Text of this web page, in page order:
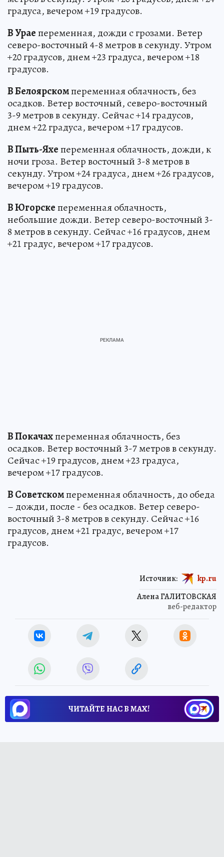
градуса, вечером +19 градусов.
В Ураепеременная, дожди с грозами. Ветер
северо-восточный 4-8 метров в секунду. Утром
+20 градусов, днем +23 градуса, вечером +18
градусов.
В Белоярскомпеременная облачность, без
осадков. Ветер восточный, северо-восточный
3-9 метров в секунду. Сейчас +14 градусов,
днем +22 градуса, вечером +17 градусов.
В Пыть-Яхепеременная облачность, дожди, к
ночи гроза. Ветер восточный 3-8 метров в
секунду. Утром +24 градуса, днем +26 градусов,
вечером +19 градусов.
В Югорскепеременная облачность,
небольшие дожди. Ветер северо-восточный 3-
8 метров в секунду. Сейчас +16 градусов, днем
+21 градус, вечером +17 градусов.
В Покачахпеременная облачность, без
осадков. Ветер восточный 3-7 метров в секунду.
Сейчас +19 градусов, днем +23 градуса,
вечером +17 градусов.
В Советскомпеременная облачность, до обеда
– дожди, после - без осадков. Ветер северо-
восточный 3-8 метров в секунду. Сейчас +16
градусов, днем +21 градус, вечером +17
градусов.
Алена ГАЛИТОВСКАЯ
веб-редактор
Источник: kp.ru
ЧИТАЙТЕ НАС В МАХ!